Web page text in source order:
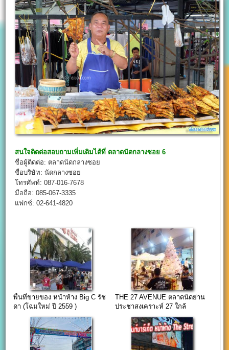
สนใจติดต่อสอบถามเพิ่มเติมได้ที่ ตลาดนัดกลางซอย 6
ชื่อผู้ติดต่อ: ตลาดนัดกลางซอย
ชื่อบริษัท: นัดกลางซอย
โทรศัพท์: 087-016-7678
มือถือ: 085-067-3335
แฟกซ์: 02-641-4820
พื้นที่ขายของ หน้าห้าง Big C รัช
ดา (โฉมใหม่ ปี 2559 )
THE 27 AVENUE ตลาดนัดย่าน
ประชาสงเคราะห์ 27 ใกล้